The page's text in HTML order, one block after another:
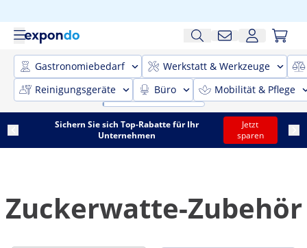
Gastronomiebedarf
Werkstatt & Werkzeuge
Reinigungsgeräte
Büro Mobilität & Pflege
Sichern Sie sich Top-Rabatte für Ihr
Unternehmen
Jetzt
sparen
Zuckerwatte-Zubehör